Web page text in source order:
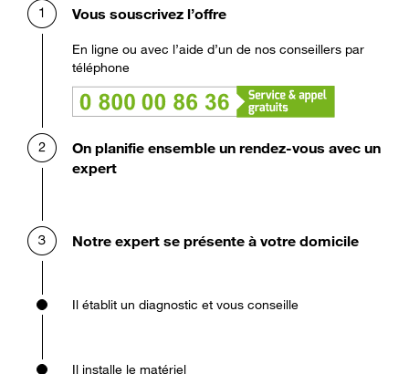
Vous souscrivez l’offre
En ligne ou avec l’aide d’un de nos conseillers par
téléphone
On planifie ensemble un rendez-vous avec un
expert
Notre expert se présente à votre domicile
Il établit un diagnostic et vous conseille
Il installe le matériel